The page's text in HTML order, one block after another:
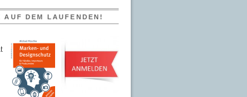
AUF DEM LAUFENDEN!